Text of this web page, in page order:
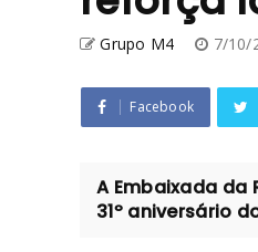
Grupo M4 7/10/
Facebook
A Embaixada da
31º aniversário